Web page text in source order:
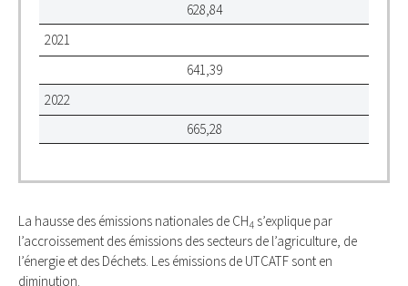
628,84
2021
641,39
2022
665,28
La hausse des émissions nationales de CH4 s’explique par
l’accroissement des émissions des secteurs de l’agriculture, de
l’énergie et des Déchets. Les émissions de UTCATF sont en
diminution.